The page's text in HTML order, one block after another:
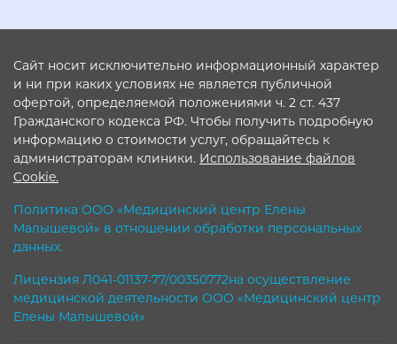
Сайт носит исключительно информационный характер
и ни при каких условиях не является публичной
офертой, определяемой положениями ч. 2 ст. 437
Гражданского кодекса РФ. Чтобы получить подробную
информацию о стоимости услуг, обращайтесь к
администраторам клиники. Использование файлов
Cookie.
Политика ООО «Медицинский центр Елены
Малышевой» в отношении обработки персональных
данных.
Лицензия Л041-01137-77/00350772на осуществление
медицинской деятельности ООО «Медицинский центр
Елены Малышевой»